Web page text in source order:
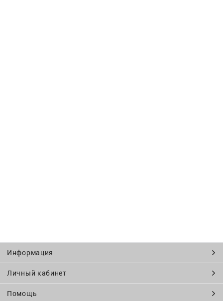
Информация
Личный кабинет
Помощь